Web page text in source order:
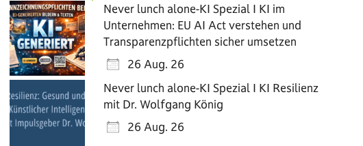
Never lunch alone-KI Spezial I KI im
Unternehmen: EU AI Act verstehen und
Transparenzpflichten sicher umsetzen
26 Aug. 26
Never lunch alone-KI Spezial I KI Resilienz
mit Dr. Wolfgang König
26 Aug. 26